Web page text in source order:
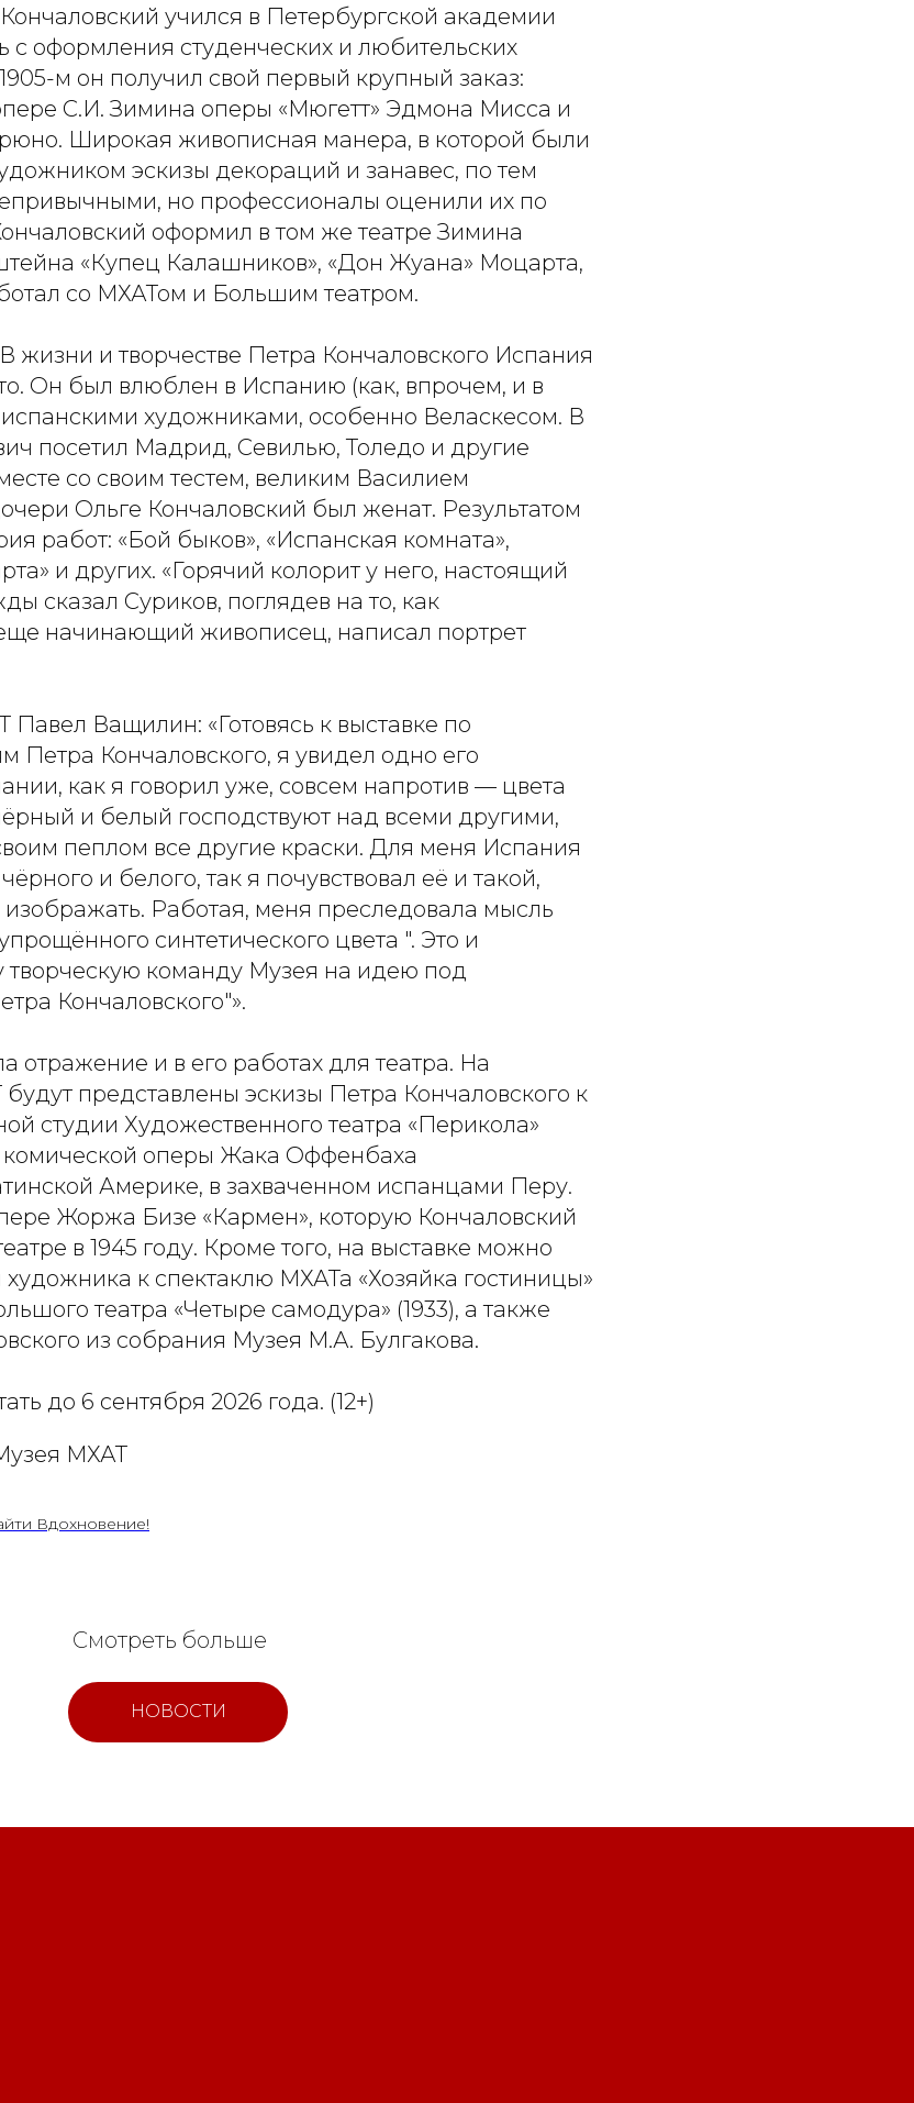
Кончаловский учился в Петербургской академии
с оформления студенческих и любительских
м он получил свой первый крупный заказ:
С.И. Зимина оперы «Мюгетт» Эдмона Мисса и
Широкая живописная манера, в которой были
эскизы декораций и занавес, по тем
но профессионалы оценили их по
оформил в том же театре Зимина
«Купец Калашников», «Дон Жуана» Моцарта,
со МХАТом и Большим театром.
жизни и творчестве Петра Кончаловского Испания
Он был влюблен в Испанию (как, впрочем, и в
художниками, особенно Веласкесом. В
посетил Мадрид, Севилью, Толедо и другие
со своим тестем, великим Василием
Ольге Кончаловский был женат. Результатом
работ: «Бой быков», «Испанская комната»,
и других. «Горячий колорит у него, настоящий
сказал Суриков, поглядев на то, как
начинающий живописец, написал портрет
Ващилин: «Готовясь к выставке по
Петра Кончаловского, я увидел одно его
как я говорил уже, совсем напротив — цвета
и белый господствуют над всеми другими,
пеплом все другие краски. Для меня Испания
и белого, так я почувствовал её и такой,
Работая, меня преследовала мысль
синтетического цвета ". Это и
команду Музея на идею под
Кончаловского"».
отражение и в его работах для театра. На
представлены эскизы Петра Кончаловского к
студии Художественного театра «Перикола»
комической оперы Жака Оффенбаха
Америке, в захваченном испанцами Перу.
Жоржа Бизе «Кармен», которую Кончаловский
в 1945 году. Кроме того, на выставке можно
художника к спектаклю МХАТа «Хозяйка гостиницы»
театра «Четыре самодура» (1933), а также
из собрания Музея М.А. Булгакова.
до 6 сентября 2026 года. (12+)
МХАТ
Вдохновение!
НОВОСТИ
Смотреть больше